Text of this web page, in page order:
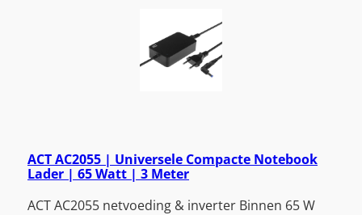
ACT AC2055 | Universele Compacte Notebook
Lader | 65 Watt | 3 Meter
ACT AC2055 netvoeding & inverter Binnen 65 W